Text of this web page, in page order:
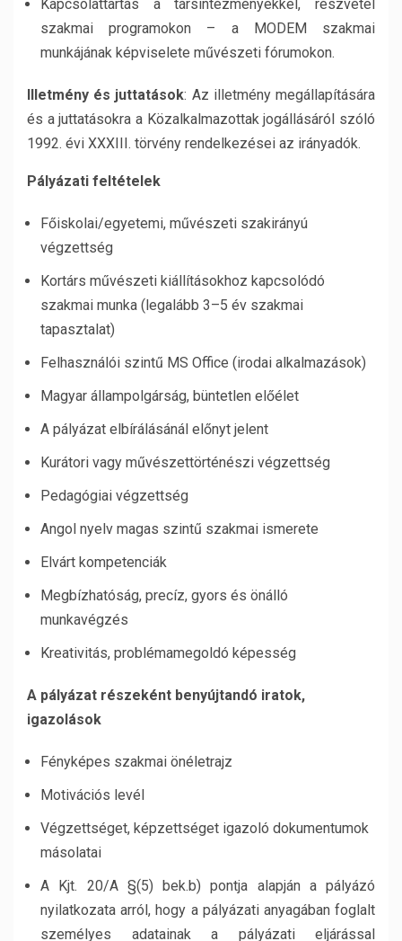
Kapcsolattartás a társintézményekkel, részvétel
szakmai programokon – a MODEM szakmai
munkájának képviselete művészeti fórumokon.
Illetmény és juttatások: Az illetmény megállapítására
és a juttatásokra a Közalkalmazottak jogállásáról szóló
1992. évi XXXIII. törvény rendelkezései az irányadók.
Pályázati feltételek
Főiskolai/egyetemi, művészeti szakirányú
végzettség
Kortárs művészeti kiállításokhoz kapcsolódó
szakmai munka (legalább 3–5 év szakmai
tapasztalat)
Felhasználói szintű MS Office (irodai alkalmazások)
Magyar állampolgárság, büntetlen előélet
A pályázat elbírálásánál előnyt jelent
Kurátori vagy művészettörténészi végzettség
Pedagógiai végzettség
Angol nyelv magas szintű szakmai ismerete
Elvárt kompetenciák
Megbízhatóság, precíz, gyors és önálló
munkavégzés
Kreativitás, problémamegoldó képesség
A pályázat részeként benyújtandó iratok,
igazolások
Fényképes szakmai önéletrajz
Motivációs levél
Végzettséget, képzettséget igazoló dokumentumok
másolatai
A Kjt. 20/A §(5) bek.b) pontja alapján a pályázó
nyilatkozata arról, hogy a pályázati anyagában foglalt
személyes adatainak a pályázati eljárással